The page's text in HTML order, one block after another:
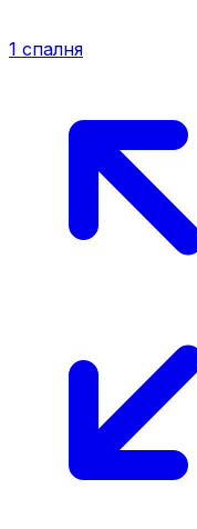
1 спалня